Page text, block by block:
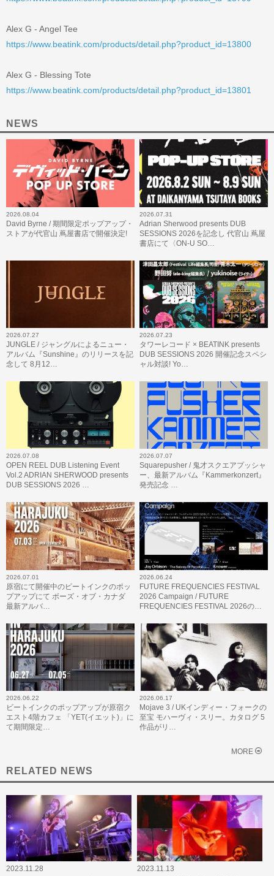
Alex G - Angel Tee
https://www.beatink.com/products/detail.php?product_id=13800
Alex G - Blessing Tote
https://www.beatink.com/products/detail.php?product_id=13801
NEWS
2026.08.04
David Byrne / 期間限定ポップアップ・
ストアが代官山 蔦屋書店で開催決定!
2026.07.31
Adrian Sherwood presents DUB
SESSIONS 2026を記念し 代官山 蔦屋
書店にて〈ON-U SO…
2026.07.27
JUNGLE / ジャングルによるニュー・
アルバム『Sunshine』のリリースを記
念して 8月12…
2026.07.23
タワーレコード × BEATINK presents
DUB SESSIONS 2026 開催記念スペシ
ャル対談! Yo…
2026.07.08
OPEN REEL DUB Listening Event
Vol.2 ADRIAN SHERWOOD presents
DUB SESSIONS 2026 …
2026.07.07
Squarepusher / 鬼才スクエアプッシャ
ー、最新アルバム『Kammerkonzert』
発売記念 …
2026.07.01
原宿にて開催中のビートインクのポッ
プアップにて ボーズ・オブ・カナダ
最新アルバ…
2026.06.24
FUTURE FREQUENCIES FESTIVAL
2026 Campaign / FUTURE
FREQUENCIES FESTIVAL 2026の…
2026.06.22
ビートインクのポップアップが原宿ク
エスト4階カフェ 「YET(イエット)」に
て期間限定…
2026.06.17
Mojave 3 / UKインディー・フォークの
至宝 モハーヴィ・スリー。カタログ 5
作品がリ…
MORE
RELATED NEWS
2023.11.28
2023.11.13